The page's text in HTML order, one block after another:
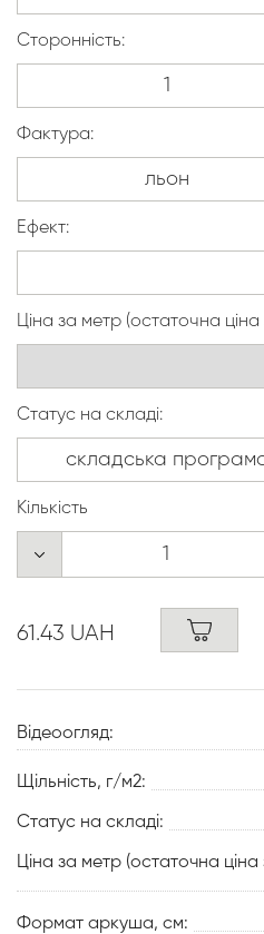
Відеоогляд:
Щільність, г/м2:
Статус на складі:
Ціна за метр (остаточна
Формат аркуша, см:
Сторонність:
Фактура:
Ефект:
Ціна за метр (остаточна
Статус на складі:
Кількість
61.43 UAH